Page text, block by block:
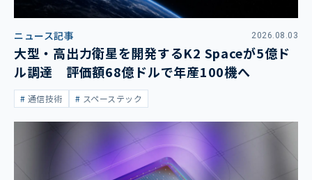
ニュース記事 2026.08.03
大型・高出力衛星を開発するK2 Spaceが5億ド
ル調達 評価額68億ドルで年産100機へ
通信技術 スペーステック